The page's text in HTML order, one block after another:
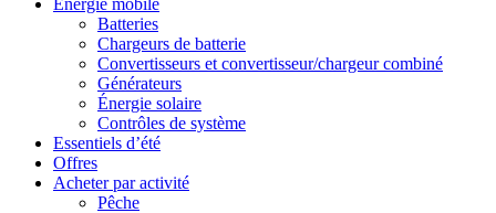
Energie mobile
Batteries
Chargeurs de batterie
Convertisseurs et convertisseur/chargeur combiné
Générateurs
Énergie solaire
Contrôles de système
Essentiels d’été
Offres
Acheter par activité
Pêche